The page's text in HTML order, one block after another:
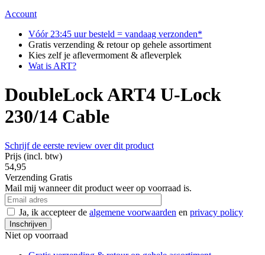
Account
Vóór 23:45 uur besteld = vandaag verzonden*
Gratis verzending & retour op gehele assortiment
Kies zelf je aflevermoment & afleverplek
Wat is ART?
DoubleLock ART4 U-Lock
230/14 Cable
Schrijf de eerste review over dit product
Prijs (incl. btw)
54,95
Verzending Gratis
Mail mij wanneer dit product weer op voorraad is.
Ja, ik accepteer de algemene voorwaarden en privacy policy
Inschrijven
Niet op voorraad